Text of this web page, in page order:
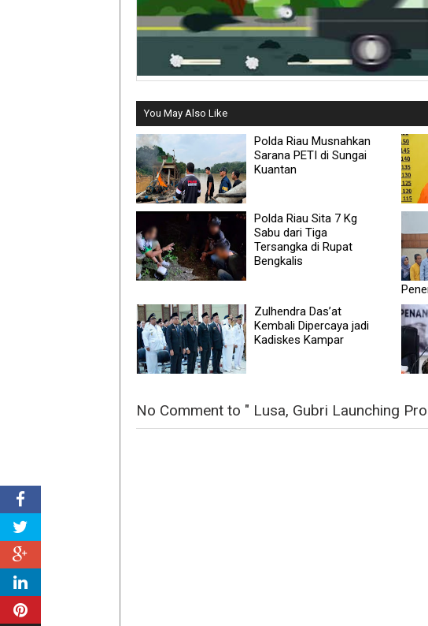
You May Also Like
Polda Riau Musnahkan
Sarana PETI di Sungai
Kuantan
Polda Riau Sita 7 Kg
Sabu dari Tiga
Tersangka di Rupat
Bengkalis
Zulhendra Das’at
Kembali Dipercaya jadi
Kadiskes Kampar
No Comment to " Lusa, Gubri Launching